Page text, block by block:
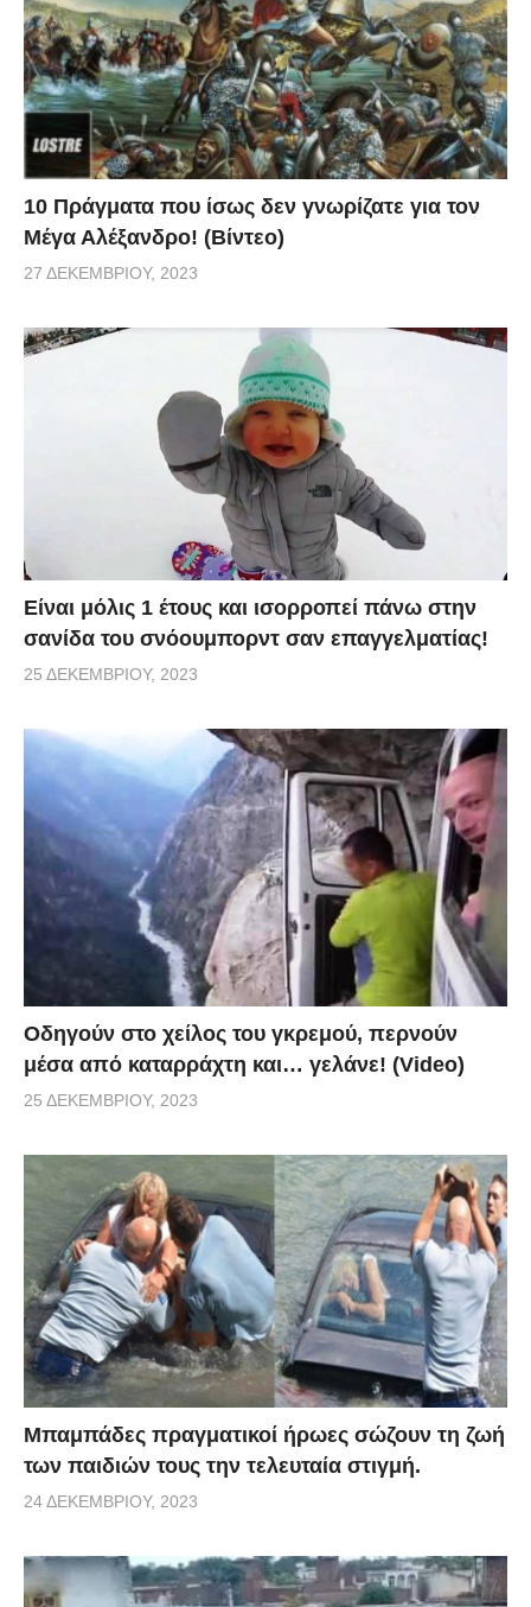
10 Πράγματα που ίσως δεν γνωρίζατε για τον
Μέγα Αλέξανδρο! (Βίντεο)
27 ΔΕΚΕΜΒΡΊΟΥ, 2023
Είναι μόλις 1 έτους και ισορροπεί πάνω στην
σανίδα του σνόουμπορντ σαν επαγγελματίας!
25 ΔΕΚΕΜΒΡΊΟΥ, 2023
Οδηγούν στο χείλος του γκρεμού, περνούν
μέσα από καταρράχτη και… γελάνε! (Video)
25 ΔΕΚΕΜΒΡΊΟΥ, 2023
Μπαμπάδες πραγματικοί ήρωες σώζουν τη ζωή
των παιδιών τους την τελευταία στιγμή.
24 ΔΕΚΕΜΒΡΊΟΥ, 2023